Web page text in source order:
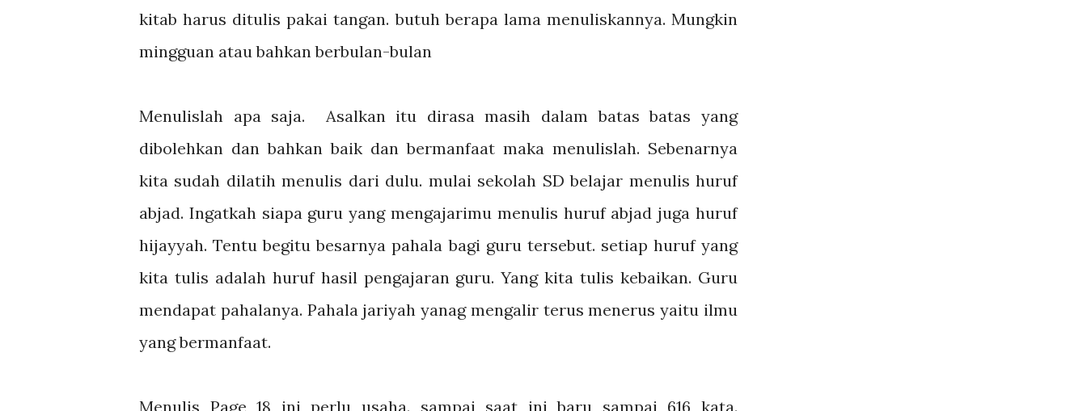
kitab harus ditulis pakai tangan. butuh berapa lama menuliskannya. Mungkin
mingguan atau bahkan berbulan-bulan
Menulislah apa saja. Asalkan itu dirasa masih dalam batas batas yang
dibolehkan dan bahkan baik dan bermanfaat maka menulislah. Sebenarnya
kita sudah dilatih menulis dari dulu. mulai sekolah SD belajar menulis huruf
abjad. Ingatkah siapa guru yang mengajarimu menulis huruf abjad juga huruf
hijayyah. Tentu begitu besarnya pahala bagi guru tersebut. setiap huruf yang
kita tulis adalah huruf hasil pengajaran guru. Yang kita tulis kebaikan. Guru
mendapat pahalanya. Pahala jariyah yanag mengalir terus menerus yaitu ilmu
yang bermanfaat.
Menulis Page 18 ini perlu usaha. sampai saat ini baru sampai 616 kata.